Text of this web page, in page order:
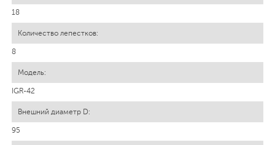
18
8
IGR-42
95